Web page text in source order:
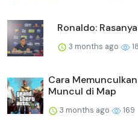
Ronaldo:
3 months ago
Cara
Muncul di Map
3 months ago 169